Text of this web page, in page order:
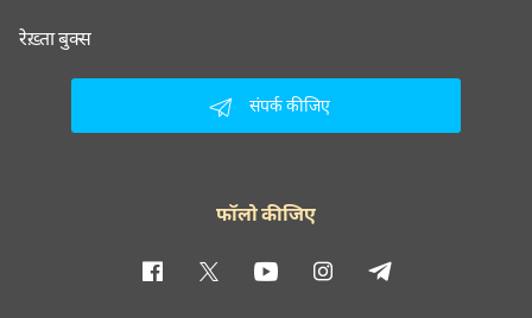
रेख़्ता बुक्स
संपर्क कीजिए
फॉलो कीजिए